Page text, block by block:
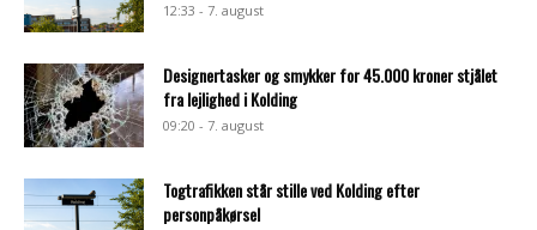
12:33 - 7. august
Designertasker og smykker for 45.000 kroner stjålet
fra lejlighed i Kolding
09:20 - 7. august
Togtrafikken står stille ved Kolding efter
personpåkørsel